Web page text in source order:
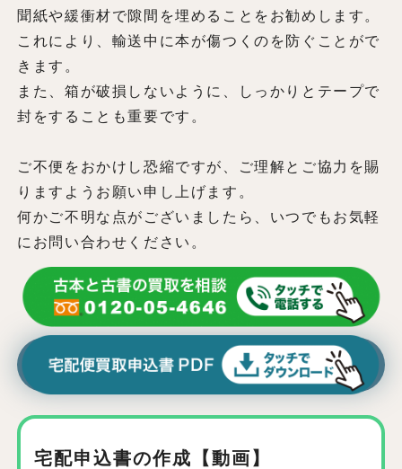
聞紙や緩衝材で隙間を埋めることをお勧めします。
これにより、輸送中に本が傷つくのを防ぐことがで
きます。
また、箱が破損しないように、しっかりとテープで
封をすることも重要です。
ご不便をおかけし恐縮ですが、ご理解とご協力を賜
りますようお願い申し上げます。
何かご不明な点がございましたら、いつでもお気軽
にお問い合わせください。
宅配申込書の作成【動画】